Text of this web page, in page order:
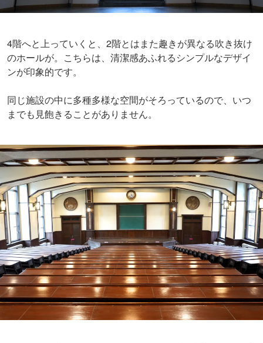
4階へと上っていくと、2階とはまた趣きが異なる吹き抜け
のホールが。こちらは、清潔感あふれるシンプルなデザイ
ンが印象的です。
同じ施設の中に多種多様な空間がそろっているので、いつ
までも見飽きることがありません。